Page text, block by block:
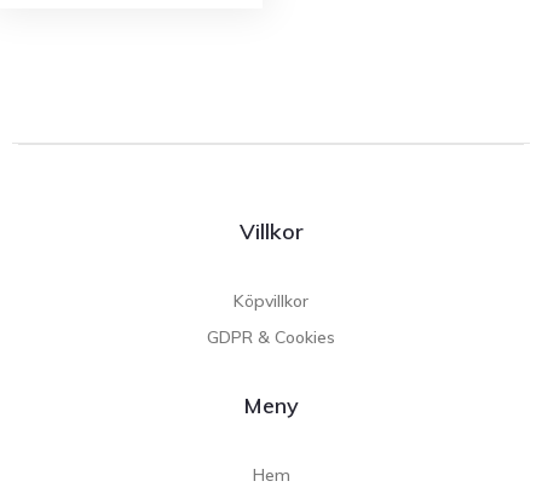
Villkor
Köpvillkor
GDPR & Cookies
Meny
Hem